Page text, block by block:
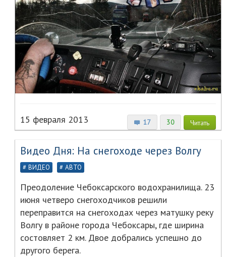
17 30 Читать
15 февраля 2013
Видео Дня: На снегоходе через Волгу
ВИДЕО АВТО
Преодоление Чебоксарского водохранилища. 23
июня четверо снегоходчиков решили
переправится на снегоходах через матушку реку
Волгу в районе города Чебоксары, где ширина
состовляет 2 км. Двое добрались успешно до
другого берега.